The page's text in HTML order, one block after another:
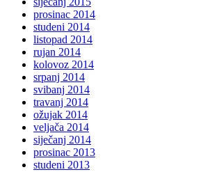
prosinac 2014
studeni 2014
listopad 2014
rujan 2014
kolovoz 2014
srpanj 2014
svibanj 2014
travanj 2014
ožujak 2014
veljača 2014
siječanj 2014
prosinac 2013
studeni 2013